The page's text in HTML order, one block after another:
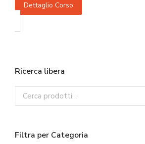
Dettaglio Corso
Ricerca libera
Filtra per Categoria